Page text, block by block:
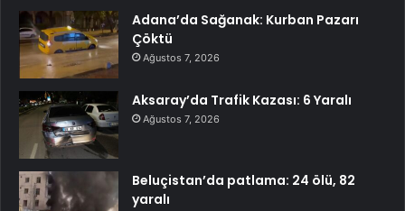
Adana’da Sağanak: Kurban Pazarı
Çöktü
Ağustos 7, 2026
Aksaray’da Trafik Kazası: 6 Yaralı
Ağustos 7, 2026
Beluçistan’da patlama: 24 ölü, 82
yaralı